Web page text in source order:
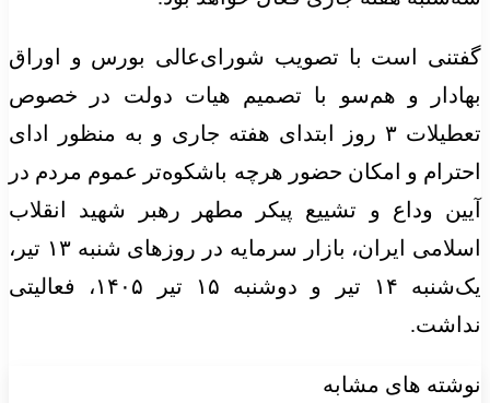
گفتنی است با تصویب شورای‌عالی بورس و اوراق
بهادار و هم‌سو با تصمیم هیات‌ دولت در خصوص
تعطیلات ۳ روز ابتدای هفته جاری و به منظور ادای
احترام و امکان حضور هرچه باشکوه‌تر عموم مردم در
آیین وداع و تشییع پیکر مطهر رهبر شهید انقلاب
اسلامی ایران، بازار سرمایه در روزهای شنبه ۱۳ تیر،
یک‌شنبه ۱۴ تیر و دوشنبه ۱۵ تیر ۱۴۰۵، فعالیتی
نداشت.
نوشته های مشابه